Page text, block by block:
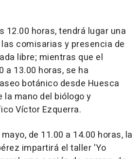
12.00 horas, tendrá lugar una
comisarias y presencia de
libre; mientras que el
a 13.00 horas, se ha
botánico desde Huesca
la mano del biólogo y
Víctor Ezquerra.
de 11.00 a 14.00 horas, la
impartirá el taller 'Yo